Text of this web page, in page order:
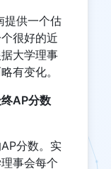
提供一个估
很好的近
大学理事
有变化。
AP分数
分数。实
事会每个